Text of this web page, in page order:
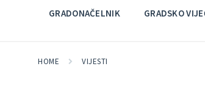
GRADONAČELNIK GRADSKO
HOME VIJESTI